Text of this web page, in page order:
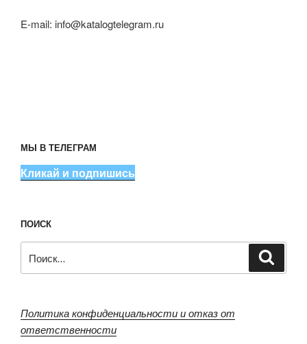
E-mail: info@katalogtelegram.ru
МЫ В ТЕЛЕГРАМ
Кликай и подпишись
ПОИСК
Политика конфиденциальности и отказ от
ответственности